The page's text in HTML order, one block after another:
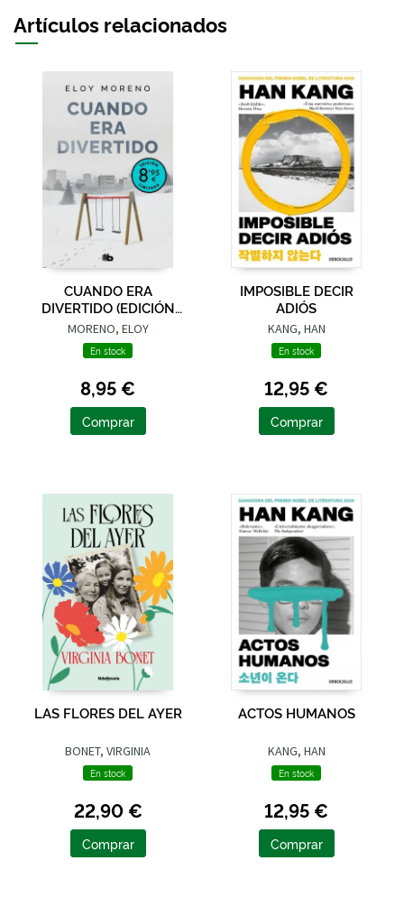
Artículos relacionados
CUANDO ERA
DIVERTIDO (EDICIÓN
LIMITADA · VERANO)
MORENO, ELOY
En stock
8,95 €
Comprar
IMPOSIBLE DECIR
ADIÓS
KANG, HAN
En stock
12,95 €
Comprar
LAS FLORES DEL AYER
BONET, VIRGINIA
En stock
22,90 €
Comprar
ACTOS HUMANOS
KANG, HAN
En stock
12,95 €
Comprar